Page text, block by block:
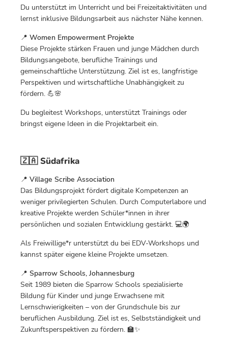
Du unterstützt im Unterricht und bei Freizeitaktivitäten und
lernst inklusive Bildungsarbeit aus nächster Nähe kennen.
📍 Women Empowerment Projekte
Diese Projekte stärken Frauen und junge Mädchen durch
Bildungsangebote, berufliche Trainings und
gemeinschaftliche Unterstützung. Ziel ist es, langfristige
Perspektiven und wirtschaftliche Unabhängigkeit zu
fördern. 💪🌸
Du begleitest Workshops, unterstützt Trainings oder
bringst eigene Ideen in die Projektarbeit ein.
🇿🇦 Südafrika
📍 Village Scribe Association
Das Bildungsprojekt fördert digitale Kompetenzen an
weniger privilegierten Schulen. Durch Computerlabore und
kreative Projekte werden Schüler*innen in ihrer
persönlichen und sozialen Entwicklung gestärkt. 💻🌍
Als Freiwillige*r unterstützt du bei EDV-Workshops und
kannst später eigene kleine Projekte umsetzen.
📍 Sparrow Schools, Johannesburg
Seit 1989 bieten die Sparrow Schools spezialisierte
Bildung für Kinder und junge Erwachsene mit
Lernschwierigkeiten – von der Grundschule bis zur
beruflichen Ausbildung. Ziel ist es, Selbstständigkeit und
Zukunftsperspektiven zu fördern. 🏫✨